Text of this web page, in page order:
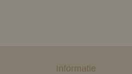
Informatie